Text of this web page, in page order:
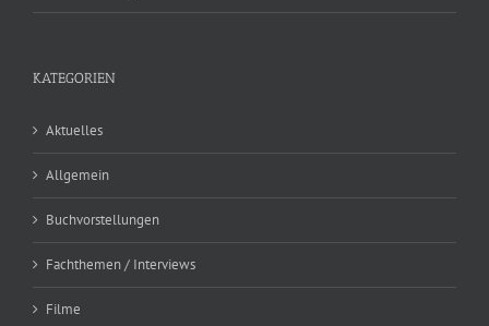
KATEGORIEN
Aktuelles
Allgemein
Buchvorstellungen
Fachthemen / Interviews
Filme